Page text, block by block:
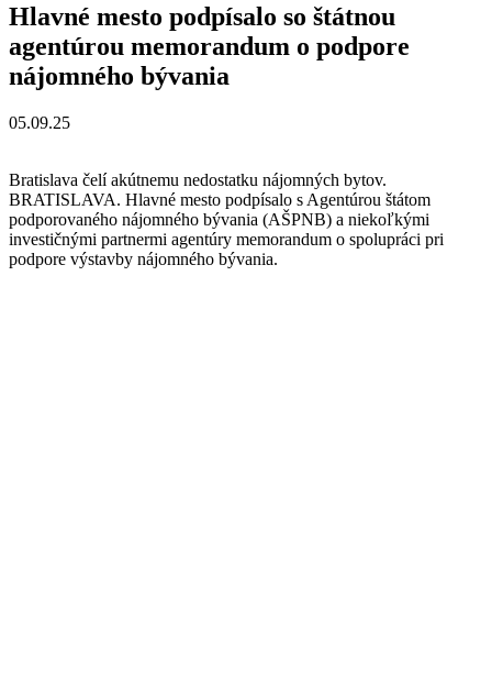
Hlavné mesto podpísalo so štátnou
agentúrou memorandum o podpore
nájomného bývania
05.09.25
Bratislava čelí akútnemu nedostatku nájomných bytov.
BRATISLAVA. Hlavné mesto podpísalo s Agentúrou štátom
podporovaného nájomného bývania (AŠPNB) a niekoľkými
investičnými partnermi agentúry memorandum o spolupráci pri
podpore výstavby nájomného bývania.